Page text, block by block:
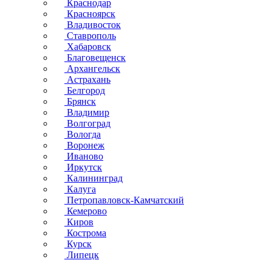
Краснодар
Красноярск
Владивосток
Ставрополь
Хабаровск
Благовещенск
Архангельск
Астрахань
Белгород
Брянск
Владимир
Волгоград
Вологда
Воронеж
Иваново
Иркутск
Калининград
Калуга
Петропавловск-Камчатский
Кемерово
Киров
Кострома
Курск
Липецк